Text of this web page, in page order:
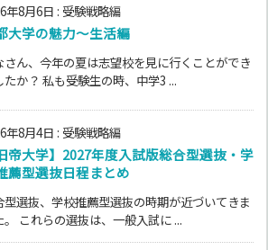
年8月6日 : 受験戦略編
大学の魅力～生活編
さん、今年の夏は志望校を見に行くことができ
たか？ 私も受験生の時、中学3 ...
年8月4日 : 受験戦略編
帝大学】2027年度入試版総合型選抜・学
薦型選抜日程まとめ
型選抜、学校推薦型選抜の時期が近づいてきま
。 これらの選抜は、一般入試に ...